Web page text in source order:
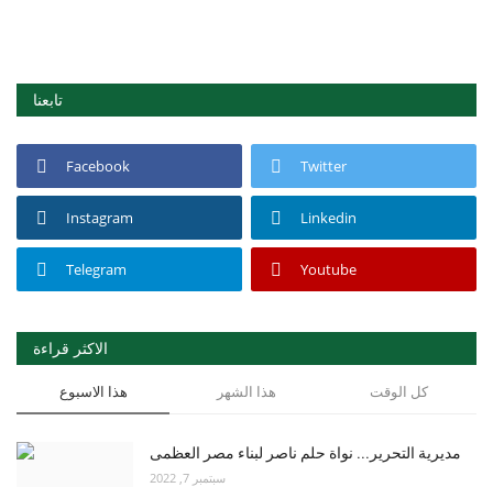
تابعنا
Facebook Twitter
Instagram Linkedin
Telegram Youtube
الاكثر قراءة
هذا الاسبوع هذا الشهر كل الوقت
مديرية التحرير... نواة حلم ناصر لبناء مصر العظمى
سبتمبر 7, 2022